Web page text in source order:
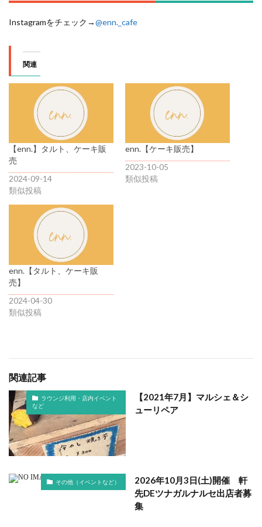
Instagramをチェック→@enn._cafe
関連
【enn.】タルト、ケーキ販
売
2024-09-14
類似投稿
enn.【ケーキ販売】
2023-10-05
類似投稿
enn.【タルト、ケーキ販
売】
2024-04-30
類似投稿
関連記事
ラウンジ利用・店内イベント
など
【2021年7月】マルシェ＆シ
ューリペア
その他（イベントなど）
2026年10月3日(土)開催 軒
先DEツナガルナルセ出店者募
集